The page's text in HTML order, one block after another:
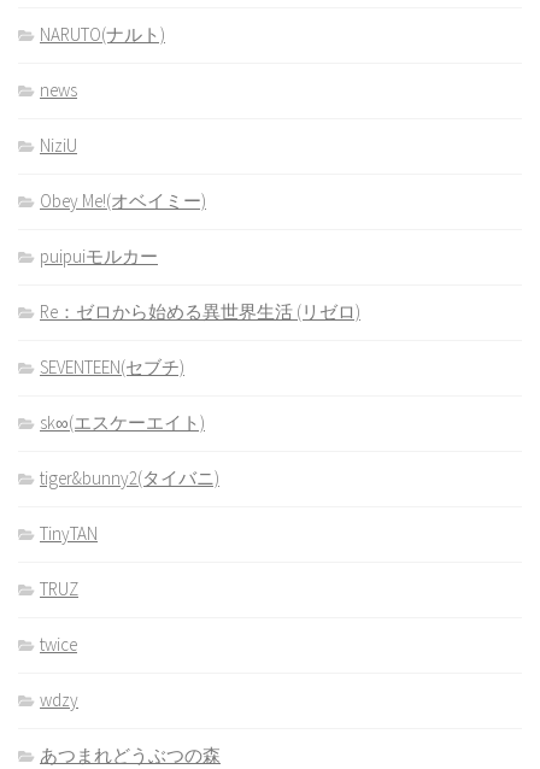
NARUTO(ナルト)
news
NiziU
Obey Me!(オベイミー)
puipuiモルカー
Re：ゼロから始める異世界生活 (リゼロ)
SEVENTEEN(セブチ)
sk∞(エスケーエイト)
tiger&bunny2(タイバニ)
TinyTAN
TRUZ
twice
wdzy
あつまれどうぶつの森